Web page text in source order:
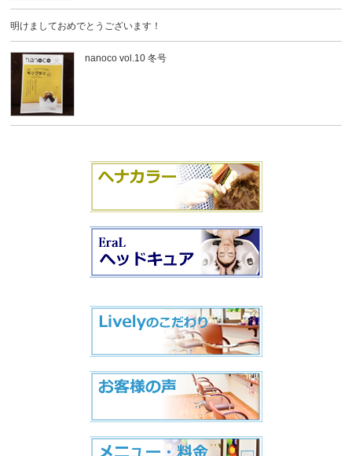
明けましておめでとうございます！
nanoco vol.10 冬号